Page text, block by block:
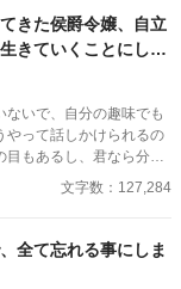
きた侯爵令嬢、自立
きていくことにしま
ないで、自分の趣味でも
やって話しかけられるの
もあるし、君なら分か
の彼の教室の前であっ
わってしまったので、
ため、完結まで感想欄は
文字数：127,284
全て忘れる事にしま